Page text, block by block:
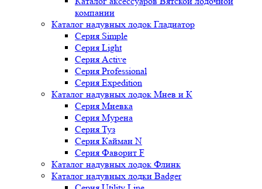
компании
Каталог надувных лодок Гладиатор
Серия Simple
Серия Light
Серия Active
Серия Professional
Серия Expedition
Каталог надувных лодок Мнев и К
Серия Мневка
Серия Мурена
Серия Туз
Серия Кайман N
Серия Фаворит F
Каталог надувных лодок Флинк
Каталог надувных лодки Badger